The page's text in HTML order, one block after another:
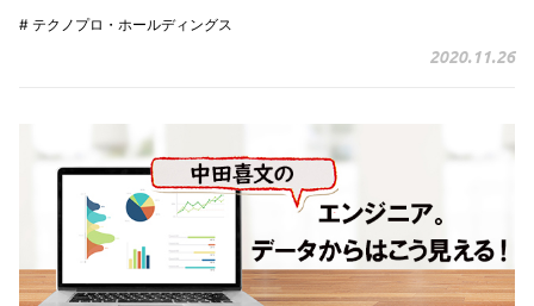
# テクノプロ・ホールディングス
2020.11.26